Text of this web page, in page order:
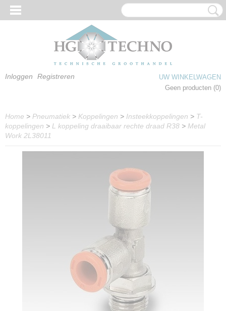
Inloggen Registreren
UW WINKELWAGEN
Geen producten (0)
Home > Pneumatiek > Koppelingen > Insteekkoppelingen > T-
koppelingen > L koppeling draaibaar rechte draad R38 > Metal
Work 2L38011